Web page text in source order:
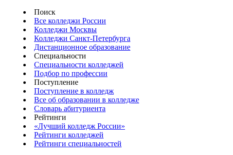
Поиск
Все колледжи России
Колледжи Москвы
Колледжи Санкт-Петербурга
Дистанционное образование
Специальности
Специальности колледжей
Подбор по профессии
Поступление
Поступление в колледж
Все об образовании в колледже
Словарь абитуриента
Рейтинги
«Лучший колледж России»
Рейтинги колледжей
Рейтинги специальностей